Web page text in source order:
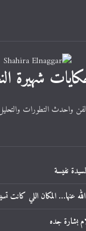
شهيرة
واحدث التطورات
نفيسة
عنها… المكان اللي كانت
بشارة جده